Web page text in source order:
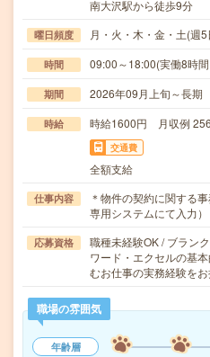
南大沢駅から徒歩9分
曜日頻度 月・火・木・金・土(
時間 09:00～18:00(実働8時
期間 2026年09月上旬～長期
時給 時給1600円 月収例
交通費
全額支給
仕事内容
＊物件の契約に関する
専用システムにて入力
応募資格
職種未経験OK / ブラン
ワード・エクセルの基
むお仕事の実務経験を
職場の雰囲気
年齢層